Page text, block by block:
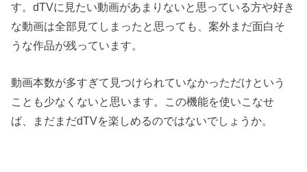
す。dTVに見たい動画があまりないと思っている方や好き
な動画は全部見てしまったと思っても、案外まだ面白そ
うな作品が残っています。
動画本数が多すぎて見つけられていなかっただけという
ことも少なくないと思います。この機能を使いこなせ
ば、まだまだdTVを楽しめるのではないでしょうか。